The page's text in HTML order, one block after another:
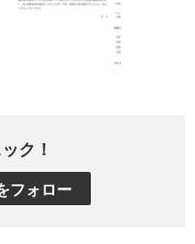
ク！
フォロー